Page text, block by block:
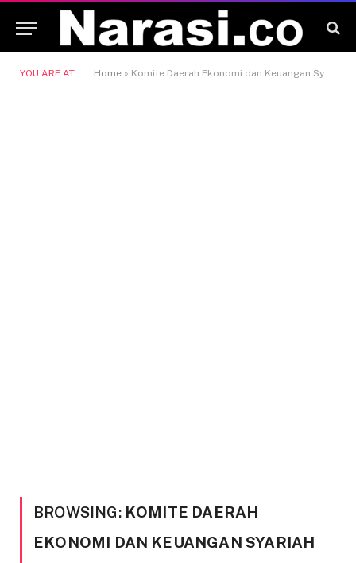
YOU ARE AT: Home » Komite Daerah Ekonomi dan Keuangan Syariah (KDEKS)
BROWSING: KOMITE DAERAH
EKONOMI DAN KEUANGAN SYARIAH